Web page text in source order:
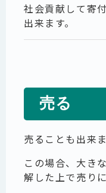
社会貢献して寄
出来ます。
売る
売ることも出来ま
この場合、大き
解した上で売り